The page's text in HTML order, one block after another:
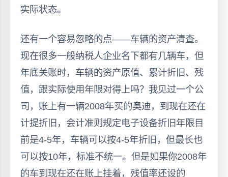
实际状态。
还有一个容易忽略的点——车辆的资产清查。
现在很多一般纳税人企业名下都有几辆车，但
年底关账时，车辆的资产原值、累计折旧、残
值，跟实际使用年限对得上吗？我见过一个公
司，账上有一辆2008年买的奥迪，到现在还在
计提折旧，会计准则规定电子设备折旧年限目
前是4-5年，车辆可以按4-5年折旧，但最长也
可以按10年，标准不统一。但是如果你2008年
的车到现在还在账上挂着，残值率还设的